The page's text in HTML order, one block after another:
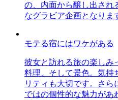
の、内面から醸し出され
なグラビア企画となりま
モテる宿にはワケがある
彼女と訪れる旅の楽し
料理、そして景色。気持
リティも大切です。さら
ではの個性的な魅力があ